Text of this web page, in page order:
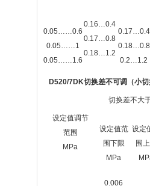
0.05……0.6
0.05……1
0.05……1.6
0.16…0.4
0.17…0.8
0.18…1.2
0.17…0.4
0.18…0.8
0.2…1.2
D520/7DK切换差不可调（小
设定值调节
范围
MPa
切换差不大
设定值范
围下限
MPa
设定
围
0.006